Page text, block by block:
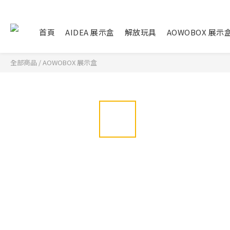
首頁 AIDEA 展示盒 解放玩具 AOWOBOX 展示
全部商品 /AOWOBOX 展示盒